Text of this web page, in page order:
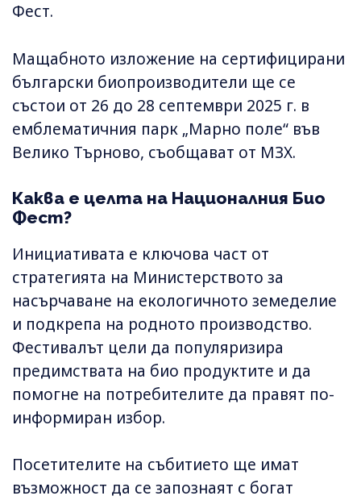
Фест.
Мащабното изложение на сертифицирани
български биопроизводители ще се
състои от 26 до 28 септември 2025 г. в
емблематичния парк „Марно поле“ във
Велико Търново, съобщават от МЗХ.
Каква е целта на Националния Био
Фест?
Инициативата е ключова част от
стратегията на Министерството за
насърчаване на екологичното земеделие
и подкрепа на родното производство.
Фестивалът цели да популяризира
предимствата на био продуктите и да
помогне на потребителите да правят по-
информиран избор.
Посетителите на събитието ще имат
възможност да се запознаят с богат